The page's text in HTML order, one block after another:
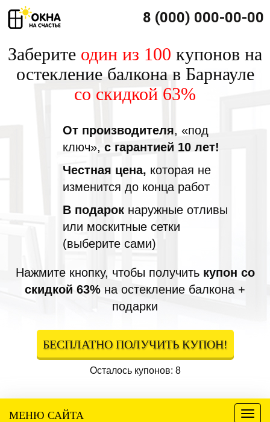
8 (000) 000-00-00
Заберите один из 100 купонов на
остекление балкона в Барнауле
со скидкой 63%
От производителя, «под
ключ», с гарантией 10 лет!
Честная цена, которая не
изменится до конца работ
В подарок наружные отливы
или москитные сетки
(выберите сами)
Нажмите кнопку, чтобы получить купон со
скидкой 63% на остекление балкона +
подарки
БЕСПЛАТНО ПОЛУЧИТЬ КУПОН!
Осталось купонов: 8
Меню
МЕНЮ САЙТА